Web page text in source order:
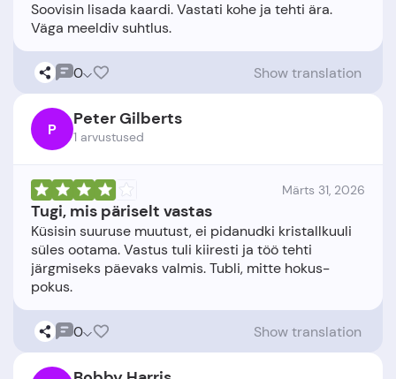
Soovisin lisada kaardi. Vastati kohe ja tehti ära.
0 Show translation
P Peter Gilberts
1 arvustused
Märts 31, 2026
Tugi, mis päriselt vastas
Küsisin suuruse muutust, ei pidanudki kristallkuuli
süles ootama. Vastus tuli kiiresti ja töö tehti
järgmiseks päevaks valmis. Tubli, mitte hokus-
0 Show translation